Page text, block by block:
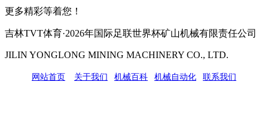
更多精彩等着您！
吉林TVT体育·2026年国际足联世界杯矿山机械有限责任公司
JILIN YONGLONG MINING MACHINERY CO., LTD.
网站首页 关于我们 机械百科 机械自动化 联系我们